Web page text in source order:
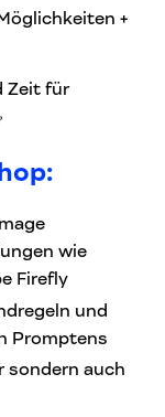
+
Zeit für
wie
Firefly
und
Promptens
sondern auch